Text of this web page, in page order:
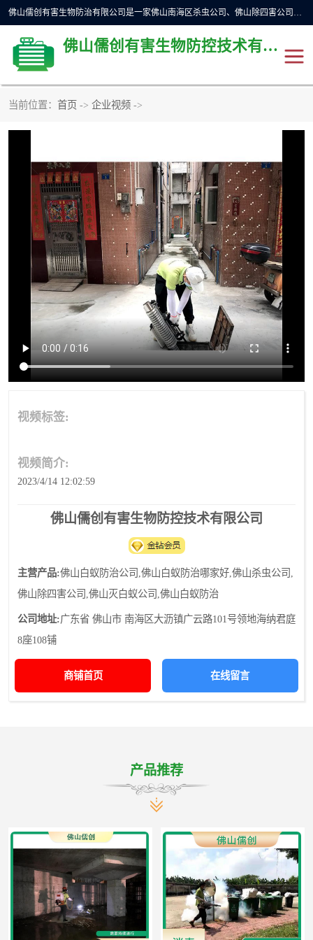
佛山儒创有害生物防治有限公司是一家佛山南海区杀虫公司、佛山除四害公司、佛山灭白蚁公司、佛山白蚁防治公司，让您远离虫害困扰。要问佛山白蚁防治哪家好？佛山儒创有害生物防治有限公司全佛山、广州，正规公司，上门勘查，可靠，售后有保障。
佛山儒创有害生物防控技术有限公司
当前位置： 首页 -> 企业视频 ->
视频标签:
视频简介:
2023/4/14 12:02:59
佛山儒创有害生物防控技术有限公司
主营产品:佛山白蚁防治公司,佛山白蚁防治哪家好,佛山杀虫公司,
佛山除四害公司,佛山灭白蚁公司,佛山白蚁防治
公司地址:广东省 佛山市 南海区大沥镇广云路101号领地海纳君庭
8座108铺
商铺首页 在线留言
产品推荐
佛山灭白蚁公司 佛山杀虫公司
佛山除四害公司 灭鼠
灭蜱虫 消杀
灭苍蝇 灭跳蚤
灭蚊虫 灭蟑螂
白蚁工程 果蝇防治